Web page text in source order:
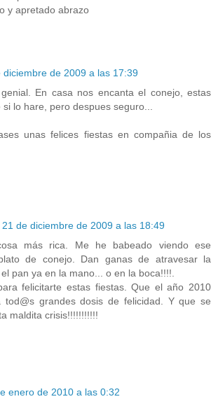
y apretado abrazo
diciembre de 2009 a las 17:39
En casa nos encanta el conejo, estas
lo hare, pero despues seguro...
unas felices fiestas en compañia de los
21 de diciembre de 2009 a las 18:49
más rica. Me he babeado viendo ese
de conejo. Dan ganas de atravesar la
pan ya en la mano... o en la boca!!!!.
felicitarte estas fiestas. Que el año 2010
tod@s grandes dosis de felicidad. Y que se
maldita crisis!!!!!!!!!!!
enero de 2010 a las 0:32